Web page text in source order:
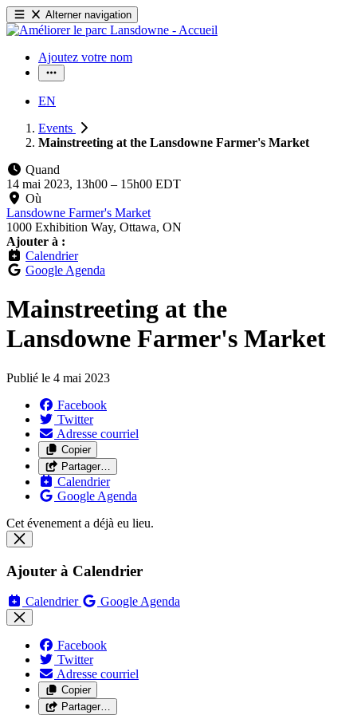
Alterner navigation
Ajoutez votre nom
EN
Events
Mainstreeting at the Lansdowne Farmer's Market
Quand
14 mai 2023, 13h00 – 15h00 EDT
Où
Lansdowne Farmer's Market
1000 Exhibition Way, Ottawa, ON
Ajouter à :
Calendrier
Google Agenda
Mainstreeting at the
Lansdowne Farmer's Market
Publié le 4 mai 2023
Facebook
Twitter
Adresse courriel
Copier
Partager…
Calendrier
Google Agenda
Cet évenement a déjà eu lieu.
Ajouter à Calendrier
Calendrier Google Agenda
Facebook
Twitter
Adresse courriel
Copier
Partager…